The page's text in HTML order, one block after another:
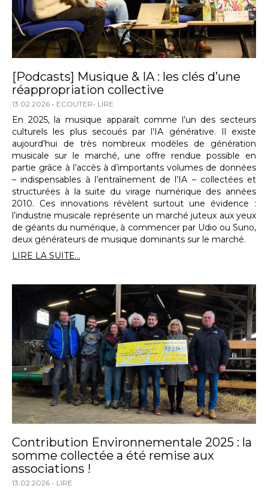
[Podcasts] Musique & IA : les clés d’une
réappropriation collective
13.02.2026 ECOUTER LIRE
En 2025, la musique apparaît comme l’un des secteurs
culturels les plus secoués par l’IA générative. Il existe
aujourd’hui de très nombreux modèles de génération
musicale sur le marché, une offre rendue possible en
partie grâce à l’accès à d’importants volumes de données
– indispensables à l’entraînement de l’IA – collectées et
structurées à la suite du virage numérique des années
2010. Ces innovations révèlent surtout une évidence :
l’industrie musicale représente un marché juteux aux yeux
de géants du numérique, à commencer par Udio ou Suno,
deux générateurs de musique dominants sur le marché.
LIRE LA SUITE...
Contribution Environnementale 2025 : la
somme collectée a été remise aux
associations !
13.02.2026 LIRE